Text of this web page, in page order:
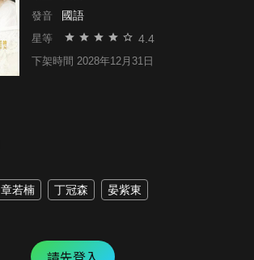
發音 國語
星等 4.4
下架時間 2028年12月31日
章若楠 丁冠森 晏紫東